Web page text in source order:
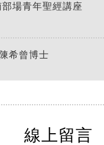
場青年聖經講座
希曾博士
線上留言